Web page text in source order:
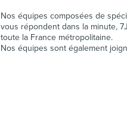
Nos équipes composées de
vous répondent dans la minute,
toute la France métropolitaine.
Nos équipes sont également